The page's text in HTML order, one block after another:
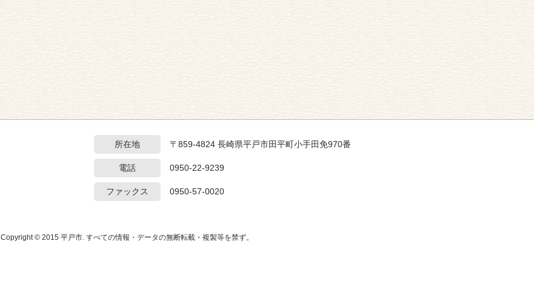
所在地 〒859-4824 長崎県平戸市田平町小手田免970番
電話 0950-22-9239
ファックス 0950-57-0020
Copyright © 2015 平戸市. すべての情報・データの無断転載・複製等を禁ず。